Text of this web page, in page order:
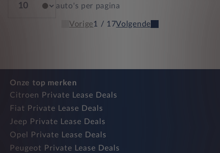
auto's per pagina
Vorige1 / 17Volgende
Onze top merken
Citroen Private Lease Deals
Fiat Private Lease Deals
Jeep Private Lease Deals
Opel Private Lease Deals
Peugeot Private Lease Deals